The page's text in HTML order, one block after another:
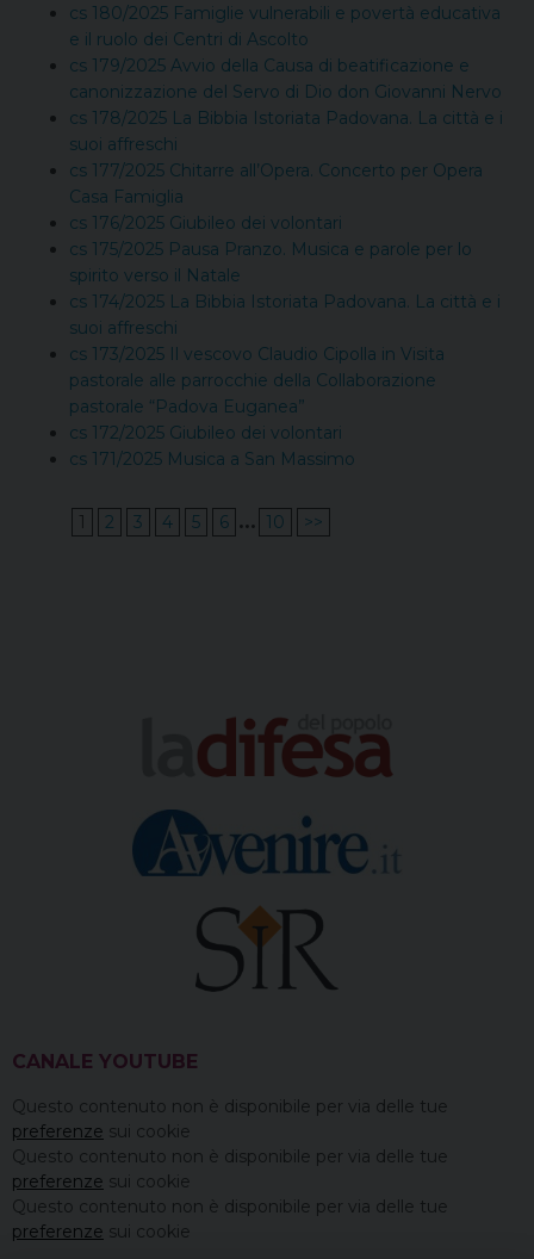
cs 180/2025 Famiglie vulnerabili e povertà educativa
e il ruolo dei Centri di Ascolto
cs 179/2025 Avvio della Causa di beatificazione e
canonizzazione del Servo di Dio don Giovanni Nervo
cs 178/2025 La Bibbia Istoriata Padovana. La città e i
suoi affreschi
cs 177/2025 Chitarre all’Opera. Concerto per Opera
Casa Famiglia
cs 176/2025 Giubileo dei volontari
cs 175/2025 Pausa Pranzo. Musica e parole per lo
spirito verso il Natale
cs 174/2025 La Bibbia Istoriata Padovana. La città e i
suoi affreschi
cs 173/2025 Il vescovo Claudio Cipolla in Visita
pastorale alle parrocchie della Collaborazione
pastorale “Padova Euganea”
cs 172/2025 Giubileo dei volontari
cs 171/2025 Musica a San Massimo
1 2 3 4 5 6 ... 10 >>
CANALE YOUTUBE
Questo contenuto non è disponibile per via delle tue
preferenze sui cookie
Questo contenuto non è disponibile per via delle tue
preferenze sui cookie
Questo contenuto non è disponibile per via delle tue
preferenze sui cookie